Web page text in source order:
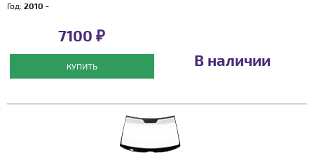
Год: 2010 -
7100 ₽
КУПИТЬ В наличии